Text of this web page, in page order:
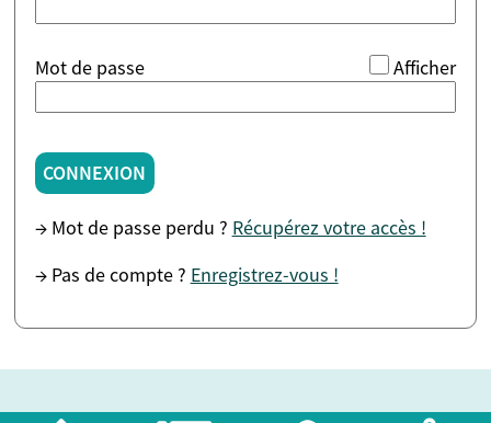
Mot de passe Afficher
CONNEXION
→ Mot de passe perdu ? Récupérez votre accès !
→ Pas de compte ? Enregistrez-vous !